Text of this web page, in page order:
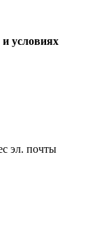
условиях
эл. почты